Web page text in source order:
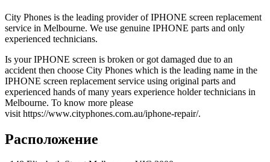
City Phones is the leading provider of IPHONE screen replacement
service in Melbourne. We use genuine IPHONE parts and only
experienced technicians.
Is your IPHONE screen is broken or got damaged due to an
accident then choose City Phones which is the leading name in the
IPHONE screen replacement service using original parts and
experienced hands of many years experience holder technicians in
Melbourne. To know more please
visit https://www.cityphones.com.au/iphone-repair/.
Расположение